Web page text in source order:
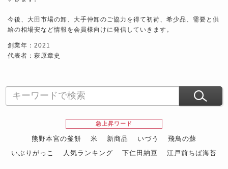
今後、大田市場の卸、大手仲卸のご協力を得て初荷、希少品、需要と供
給の相場安など情報を会員様向けに発信していきます。
創業年：2021
代表者：萩原章史
急上昇ワード
熊野本宮の釜餅 米 新商品 いづう
飛鳥の蘇
いぶりがっこ
人気ランキング 下仁田納豆
江戸前ちば海苔